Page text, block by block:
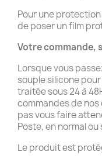
Pour une
de poser un film
Votre commande,
Lorsque vous
souple silicone
traitée sous 24 à
commandes de
pas vous faire
Poste, en normal
Le produit est